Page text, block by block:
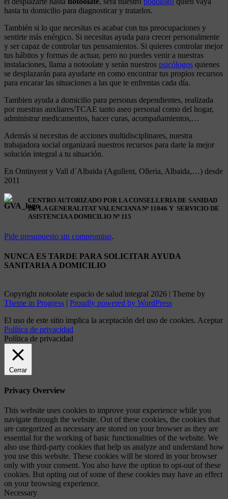
hasta tu domicilio para diagnosticar y tratarlos.
También si lo que necesitas es acabar con tus preocupaciones y
sentirte más enérgico. Si necesitas ayuda para crecer personalmente
y ser capaz de controlar tus pensamientos. Si quieres controlar mejor
tus hábitos y formas de actuar, pero no puedes venir a nuestras
instalaciones, llama a notoolate y serán nuestros psicólogos quienes
se desplazarán para ayudarte en como encontrar tus propios recursos
para encarar las situaciones a las que te enfrentas cada día.
Tambien ayuda a domicilio para personas dependientes, realizada
por nuestras auxliares/TCAE tanto aseo personal como del hogar,
administrar medicamentos, hacer curas, acompañamientos,…
Además si necesitas de acciones multidisciplinares, nuestra
trabajadora social organizará nuestros recursos para darte la mejor
solución integral a tu situación.
En Ontinyent y Vall d´Albaida (Agullent, Olleria, Albaida,…) desde
2011
CENTRO AUTORIZADO POR LA CONSELLERIA DE SANIDAD
DE LA GENERALITAT VALENCIANA Nº 11046 Y SERVICIO DE
ASISTENCIA A DOMICILIO Nº 115
Pide presupuesto sin compromiso.
NUNCA ES TARDE PARA SOLICITAR AYUDA
SANITARIA A DOMICILIO
Copyright notoolate espacio de salud integral 2026 | Theme by
Theme in Progress | Proudly powered by WordPress
El uso de este sitio implica la aceptación del uso de cookies. Aceptar
Política de privacidad
Política de privacidad
Cerrar
Privacy Overview
This website uses cookies to improve your experience while you
navigate through the website. Out of these cookies, the cookies that
are categorized as necessary are stored on your browser as they are
essential for the working of basic functionalities of the website. We
also use third-party cookies that help us analyze and understand how
you use this website. These cookies will be stored in your browser
only with your consent. You also have the option to opt-out of these
cookies. But opting out of some of these cookies may have an effect
on your browsing experience.
Necessary